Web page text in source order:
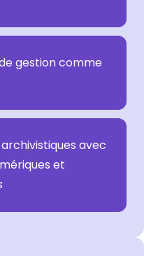
gestion comme
avec
et